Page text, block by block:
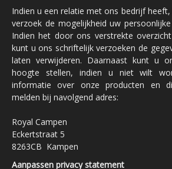
Indien u een relatie met ons bedrijf
verzoek de mogelijkheid uw
Indien het door ons verstrekte
kunt u ons schriftelijk verzoeken de
laten verwijderen. Daarnaast kunt u
hoogte stellen, indien u niet wilt
informatie over onze producten en
melden bij navolgend adres:
Royal Campen
Eckertstraat 5
8263CB Kampen
Aanpassen privacy statement